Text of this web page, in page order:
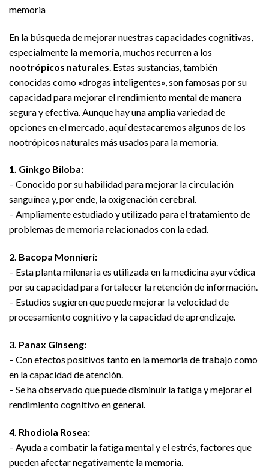
memoria
En la búsqueda de mejorar nuestras capacidades cognitivas,
especialmente la memoria , muchos recurren a los
nootrópicos naturales . Estas sustancias, también
conocidas como «drogas inteligentes», son famosas por su
capacidad para mejorar el rendimiento mental de manera
segura y efectiva. Aunque hay una amplia variedad de
opciones en el mercado, aquí destacaremos algunos de los
nootrópicos naturales más usados para la memoria.
1. Ginkgo Biloba:
– Conocido por su habilidad para mejorar la circulación
sanguínea y, por ende, la oxigenación cerebral.
– Ampliamente estudiado y utilizado para el tratamiento de
problemas de memoria relacionados con la edad.
2. Bacopa Monnieri:
– Esta planta milenaria es utilizada en la medicina ayurvédica
por su capacidad para fortalecer la retención de información.
– Estudios sugieren que puede mejorar la velocidad de
procesamiento cognitivo y la capacidad de aprendizaje.
3. Panax Ginseng:
– Con efectos positivos tanto en la memoria de trabajo como
en la capacidad de atención.
– Se ha observado que puede disminuir la fatiga y mejorar el
rendimiento cognitivo en general.
4. Rhodiola Rosea:
– Ayuda a combatir la fatiga mental y el estrés, factores que
pueden afectar negativamente la memoria.